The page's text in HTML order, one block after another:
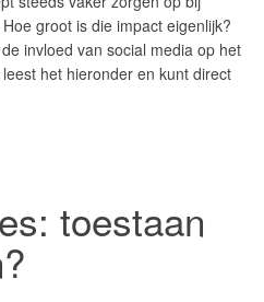
groot is die impact eigenlijk?
invloed van social media op het
het hieronder en kunt direct
toestaan